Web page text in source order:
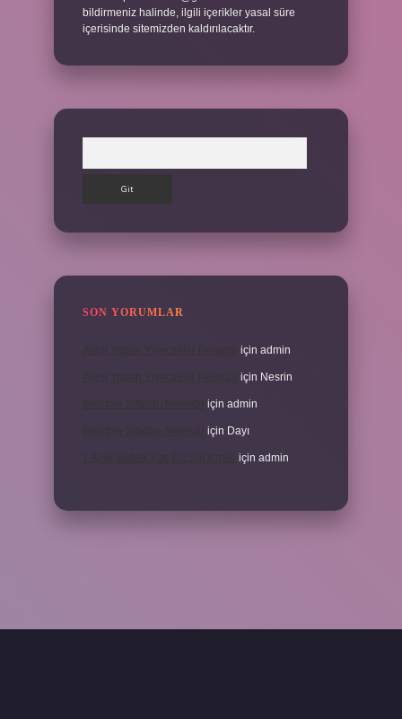
bildirmeniz halinde, ilgili içerikler yasal süre
içerisinde sitemizden kaldırılacaktır.
SON YORUMLAR
için admin
için Nesrin
için admin
için Dayı
için admin